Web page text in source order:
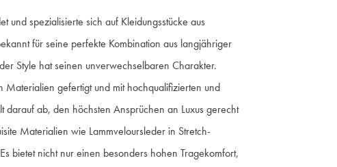
und spezialisierte sich auf Kleidungsstücke aus
für seine perfekte Kombination aus langjähriger
Style hat seinen unverwechselbaren Charakter.
Materialien gefertigt und mit hochqualifizierten und
darauf ab, den höchsten Ansprüchen an Luxus gerecht
Materialien wie Lammveloursleder in Stretch-
bietet nicht nur einen besonders hohen Tragekomfort,